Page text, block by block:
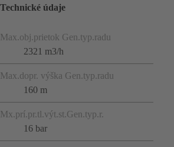
Technické údaje
Max.obj.prietok Gen.typ.radu
2321 m3/h
Max.dopr. výška Gen.typ.radu
160 m
Mx.prí.pr.tl.výt.st.Gen.typ.r.
16 bar